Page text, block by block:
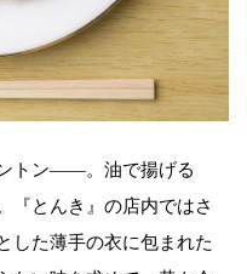
トン――。油で揚げる
『とんき』の店内ではさ
した薄手の衣に包まれた